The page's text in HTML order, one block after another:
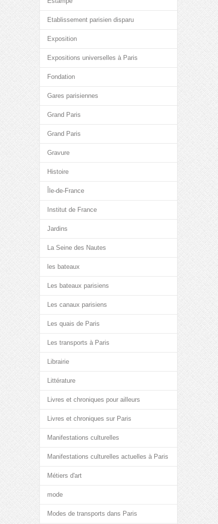
Etablissement parisien disparu
Exposition
Expositions universelles à Paris
Fondation
Gares parisiennes
Grand Paris
Grand Paris
Gravure
Histoire
Île-de-France
Institut de France
Jardins
La Seine des Nautes
les bateaux
Les bateaux parisiens
Les canaux parisiens
Les quais de Paris
Les transports à Paris
Librairie
Littérature
Livres et chroniques pour ailleurs
Livres et chroniques sur Paris
Manifestations culturelles
Manifestations culturelles actuelles à Paris
Métiers d'art
mode
Modes de transports dans Paris